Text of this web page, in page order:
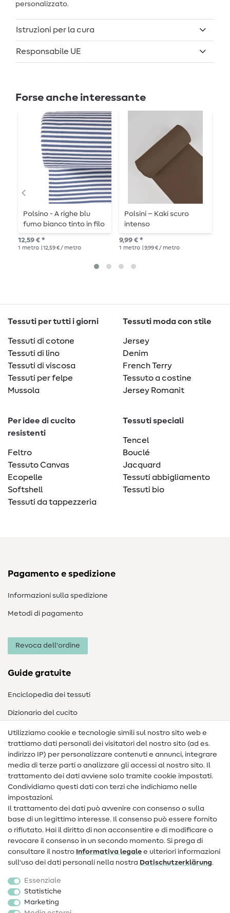
personalizzato.
Istruzioni per la cura
Responsabile UE
Forse anche interessante
Polsino - A righe blu
fumo bianco tinto in filo
12,59 € *
1 metro | 12,59 € / metro
Polsini – Kaki scuro
intenso
9,99 € *
1 metro | 9,99 € / metro
Tessuti per tutti i giorni
Tessuti di cotone
Tessuti di lino
Tessuti di viscosa
Tessuti per felpe
Mussola
Tessuti moda con stile
Jersey
Denim
French Terry
Tessuto a costine
Jersey Romanit
Per idee di cucito
resistenti
Feltro
Tessuto Canvas
Ecopelle
Softshell
Tessuti da tappezzeria
Tessuti speciali
Tencel
Bouclé
Jacquard
Tessuti abbigliamento
Tessuti bio
Pagamento e spedizione
Informazioni sulla spedizione
Metodi di pagamento
Revoca dell'ordine
Guide gratuite
Enciclopedia dei tessuti
Dizionario del cucito
Nähanleitungen
Assistenza e contatto
Contatto
Informazioni sul nuovo proprietario
FAQ
Diritto di recesso
Popolare
Accessori cucito
Sale
Utilizziamo cookie e tecnologie simili sul nostro sito web e
trattiamo dati personali dei visitatori del nostro sito (ad es.
indirizzo IP) per personalizzare contenuti e annunci, integrare
media di terze parti o analizzare gli accessi al nostro sito. Il
trattamento dei dati avviene solo tramite cookie impostati.
Condividiamo questi dati con terzi che indichiamo nelle
impostazioni.
Il trattamento dei dati può avvenire con consenso o sulla
base di un legittimo interesse. Il consenso può essere fornito
o rifiutato. Hai il diritto di non acconsentire e di modificare o
revocare il consenso in un secondo momento. Si prega di
consultare il nostro Informativa legale e ulteriori informazioni
sull'uso dei dati personali nella nostra Dati­schutz­erklärung.
Essenziale
Statistiche
Marketing